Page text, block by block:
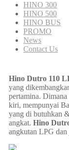
HINO 300
HINO 500
HINO BUS
PROMO
News
Contact Us
Hino Dutro 110
yang
pertamina.
kiri, mempunyai
yang di butuhkan
angkat. Hino
angkutan LPG